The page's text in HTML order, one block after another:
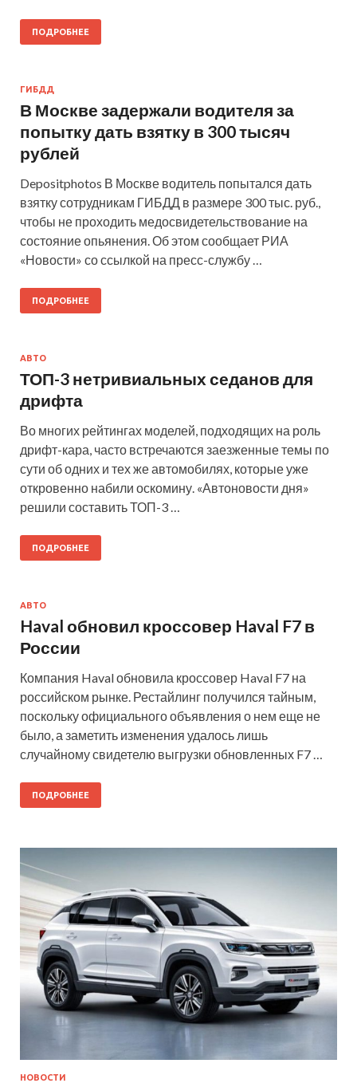
ПОДРОБНЕЕ
ГИБДД
В Москве задержали водителя за
попытку дать взятку в 300 тысяч
рублей
Depositphotos В Москве водитель попытался дать
взятку сотрудникам ГИБДД в размере 300 тыс. руб.,
чтобы не проходить медосвидетельствование на
состояние опьянения. Об этом сообщает РИА
«Новости» со ссылкой на пресс-службу …
ПОДРОБНЕЕ
АВТО
ТОП-3 нетривиальных седанов для
дрифта
Во многих рейтингах моделей, подходящих на роль
дрифт-кара, часто встречаются заезженные темы по
сути об одних и тех же автомобилях, которые уже
откровенно набили оскомину. «Автоновости дня»
решили составить ТОП-3 …
ПОДРОБНЕЕ
АВТО
Haval обновил кроссовер Haval F7 в
России
Компания Haval обновила кроссовер Haval F7 на
российском рынке. Рестайлинг получился тайным,
поскольку официального объявления о нем еще не
было, а заметить изменения удалось лишь
случайному свидетелю выгрузки обновленных F7 …
ПОДРОБНЕЕ
НОВОСТИ